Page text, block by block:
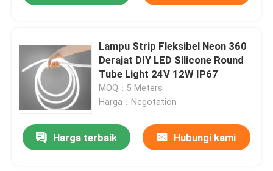
Lampu Strip Fleksibel Neon 360
Derajat DIY LED Silicone Round
Tube Light 24V 12W IP67
MOQ：5 Meters
Harga：Negotation
Harga terbaik Hubungi kami